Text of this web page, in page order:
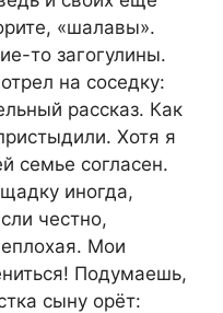
«шалавы».
то загогулины.
на соседку:
рассказ. Как
Хотя я
семье согласен.
иногда,
честно,
Мои
Подумаешь,
сыну орёт: